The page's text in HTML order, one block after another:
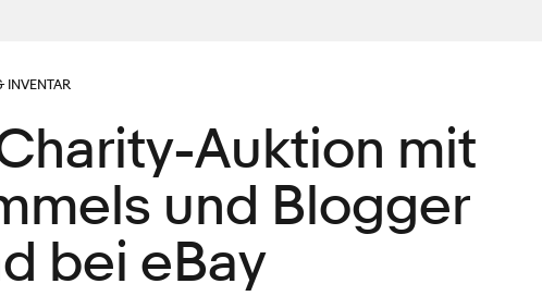
INVENTAR
Auktion mit
und Blogger
bei eBay